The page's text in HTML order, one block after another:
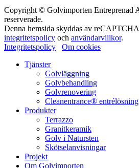
Copyright © Golvimporten Entreprenad
reserverade.
Denna hemsida skyddas av
integritetspolicy och användarvillkor.
Integritetspolicy
Om cookies
Tjänster
Golvläggning
Golvbehandling
Golvrenovering
Cleanentrance® entrélösning
Produkter
Terrazzo
Granitkeramik
Golv i Natursten
Skötselanvisningar
Projekt
Om Golvimporten